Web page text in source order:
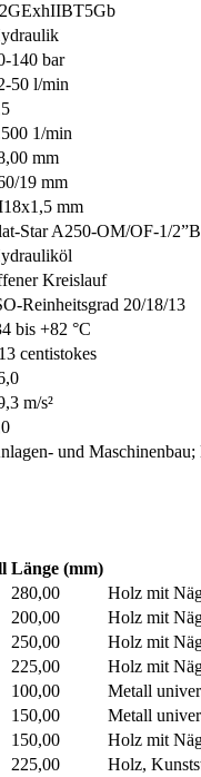
140 bar
50 l/min
1/min
mm
19 mm
mm
Star A250-OM/OF-1/
Kreislauf
Reinheitsgrad 20/18/13
bis +82 °C
centistokes
m/s²
und
Länge (mm)
280,00
Holz mit
200,00
Holz mit
250,00
Holz mit
225,00
Holz mit
100,00
Metall
150,00
Metall
150,00
Holz mit
225,00
Holz,